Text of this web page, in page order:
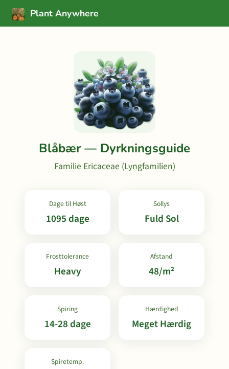
Plant Anywhere
Blåbær — Dyrkningsguide
Familie Ericaceae (Lyngfamilien)
Dage til Høst
1095 dage
Sollys
Fuld Sol
Frosttolerance
Heavy
Afstand
48/m²
Spiring
14-28 dage
Hærdighed
Meget Hærdig
Spiretemp.